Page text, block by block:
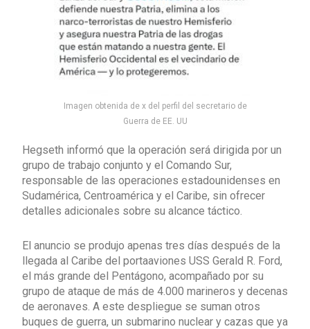
Imagen obtenida de x del perfil del secretario de
Guerra de EE. UU
Hegseth informó que la operación será dirigida por un
grupo de trabajo conjunto y el Comando Sur,
responsable de las operaciones estadounidenses en
Sudamérica, Centroamérica y el Caribe, sin ofrecer
detalles adicionales sobre su alcance táctico.
El anuncio se produjo apenas tres días después de la
llegada al Caribe del portaaviones USS Gerald R. Ford,
el más grande del Pentágono, acompañado por su
grupo de ataque de más de 4.000 marineros y decenas
de aeronaves. A este despliegue se suman otros
buques de guerra, un submarino nuclear y cazas que ya